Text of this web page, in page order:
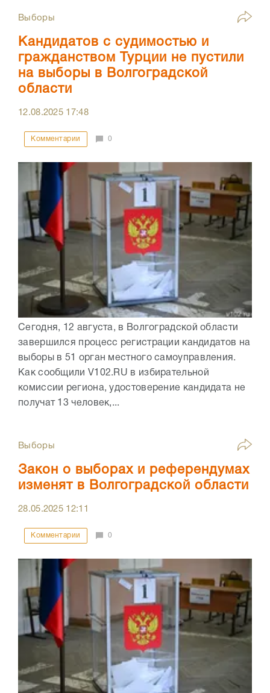
Выборы
Кандидатов с судимостью и
гражданством Турции не пустили
на выборы в Волгоградской
области
12.08.2025 17:48
Комментарии 0
Сегодня, 12 августа, в Волгоградской области
завершился процесс регистрации кандидатов на
выборы в 51 орган местного самоуправления.
Как сообщили V102.RU в избирательной
комиссии региона, удостоверение кандидата не
получат 13 человек,...
Выборы
Закон о выборах и референдумах
изменят в Волгоградской области
28.05.2025 12:11
Комментарии 0